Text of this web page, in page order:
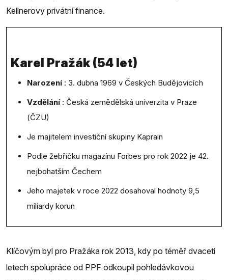
Kellnerovy privátní finance.
Karel Pražák (54 let)
Narození : 3. dubna 1969 v Českých Budějovicích
Vzdělání : Česká zemědělská univerzita v Praze
(ČZU)
Je majitelem investiční skupiny Kaprain
Podle žebříčku magazínu Forbes pro rok 2022 je 42.
nejbohatším Čechem
Jeho majetek v roce 2022 dosahoval hodnoty 9,5
miliardy korun
Klíčovým byl pro Pražáka rok 2013, kdy po téměř dvaceti
letech spolupráce od PPF odkoupil pohledávkovou